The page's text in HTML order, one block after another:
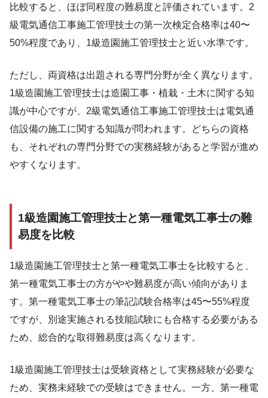
比較すると、ほぼ同程度の難易度と評価されています。2
級電気通信工事施工管理技士の第一次検定合格率は40〜
50%程度であり、1級造園施工管理技士と近い水準です。
ただし、両資格は出題される専門分野が全く異なります。
1級造園施工管理技士は造園工事・植栽・土木に関する知
識が中心ですが、2級電気通信工事施工管理技士は電気通
信設備の施工に関する知識が問われます。どちらの資格
も、それぞれの専門分野での実務経験があると学習が進め
やすくなります。
1級造園施工管理技士と第一種電気工事士の難
易度を比較
1級造園施工管理技士と第一種電気工事士を比較すると、
第一種電気工事士の方がやや難易度が高い傾向がありま
す。第一種電気工事士の筆記試験合格率は45〜55%程度
ですが、別途実施される技能試験にも合格する必要がある
ため、総合的な取得難易度は高くなります。
1級造園施工管理技士は受験資格として実務経験が必要な
ため、実務未経験での受験はできません。一方、第一種電